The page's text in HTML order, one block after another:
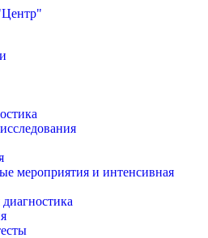
мероприятия и интенсивная
диагностика